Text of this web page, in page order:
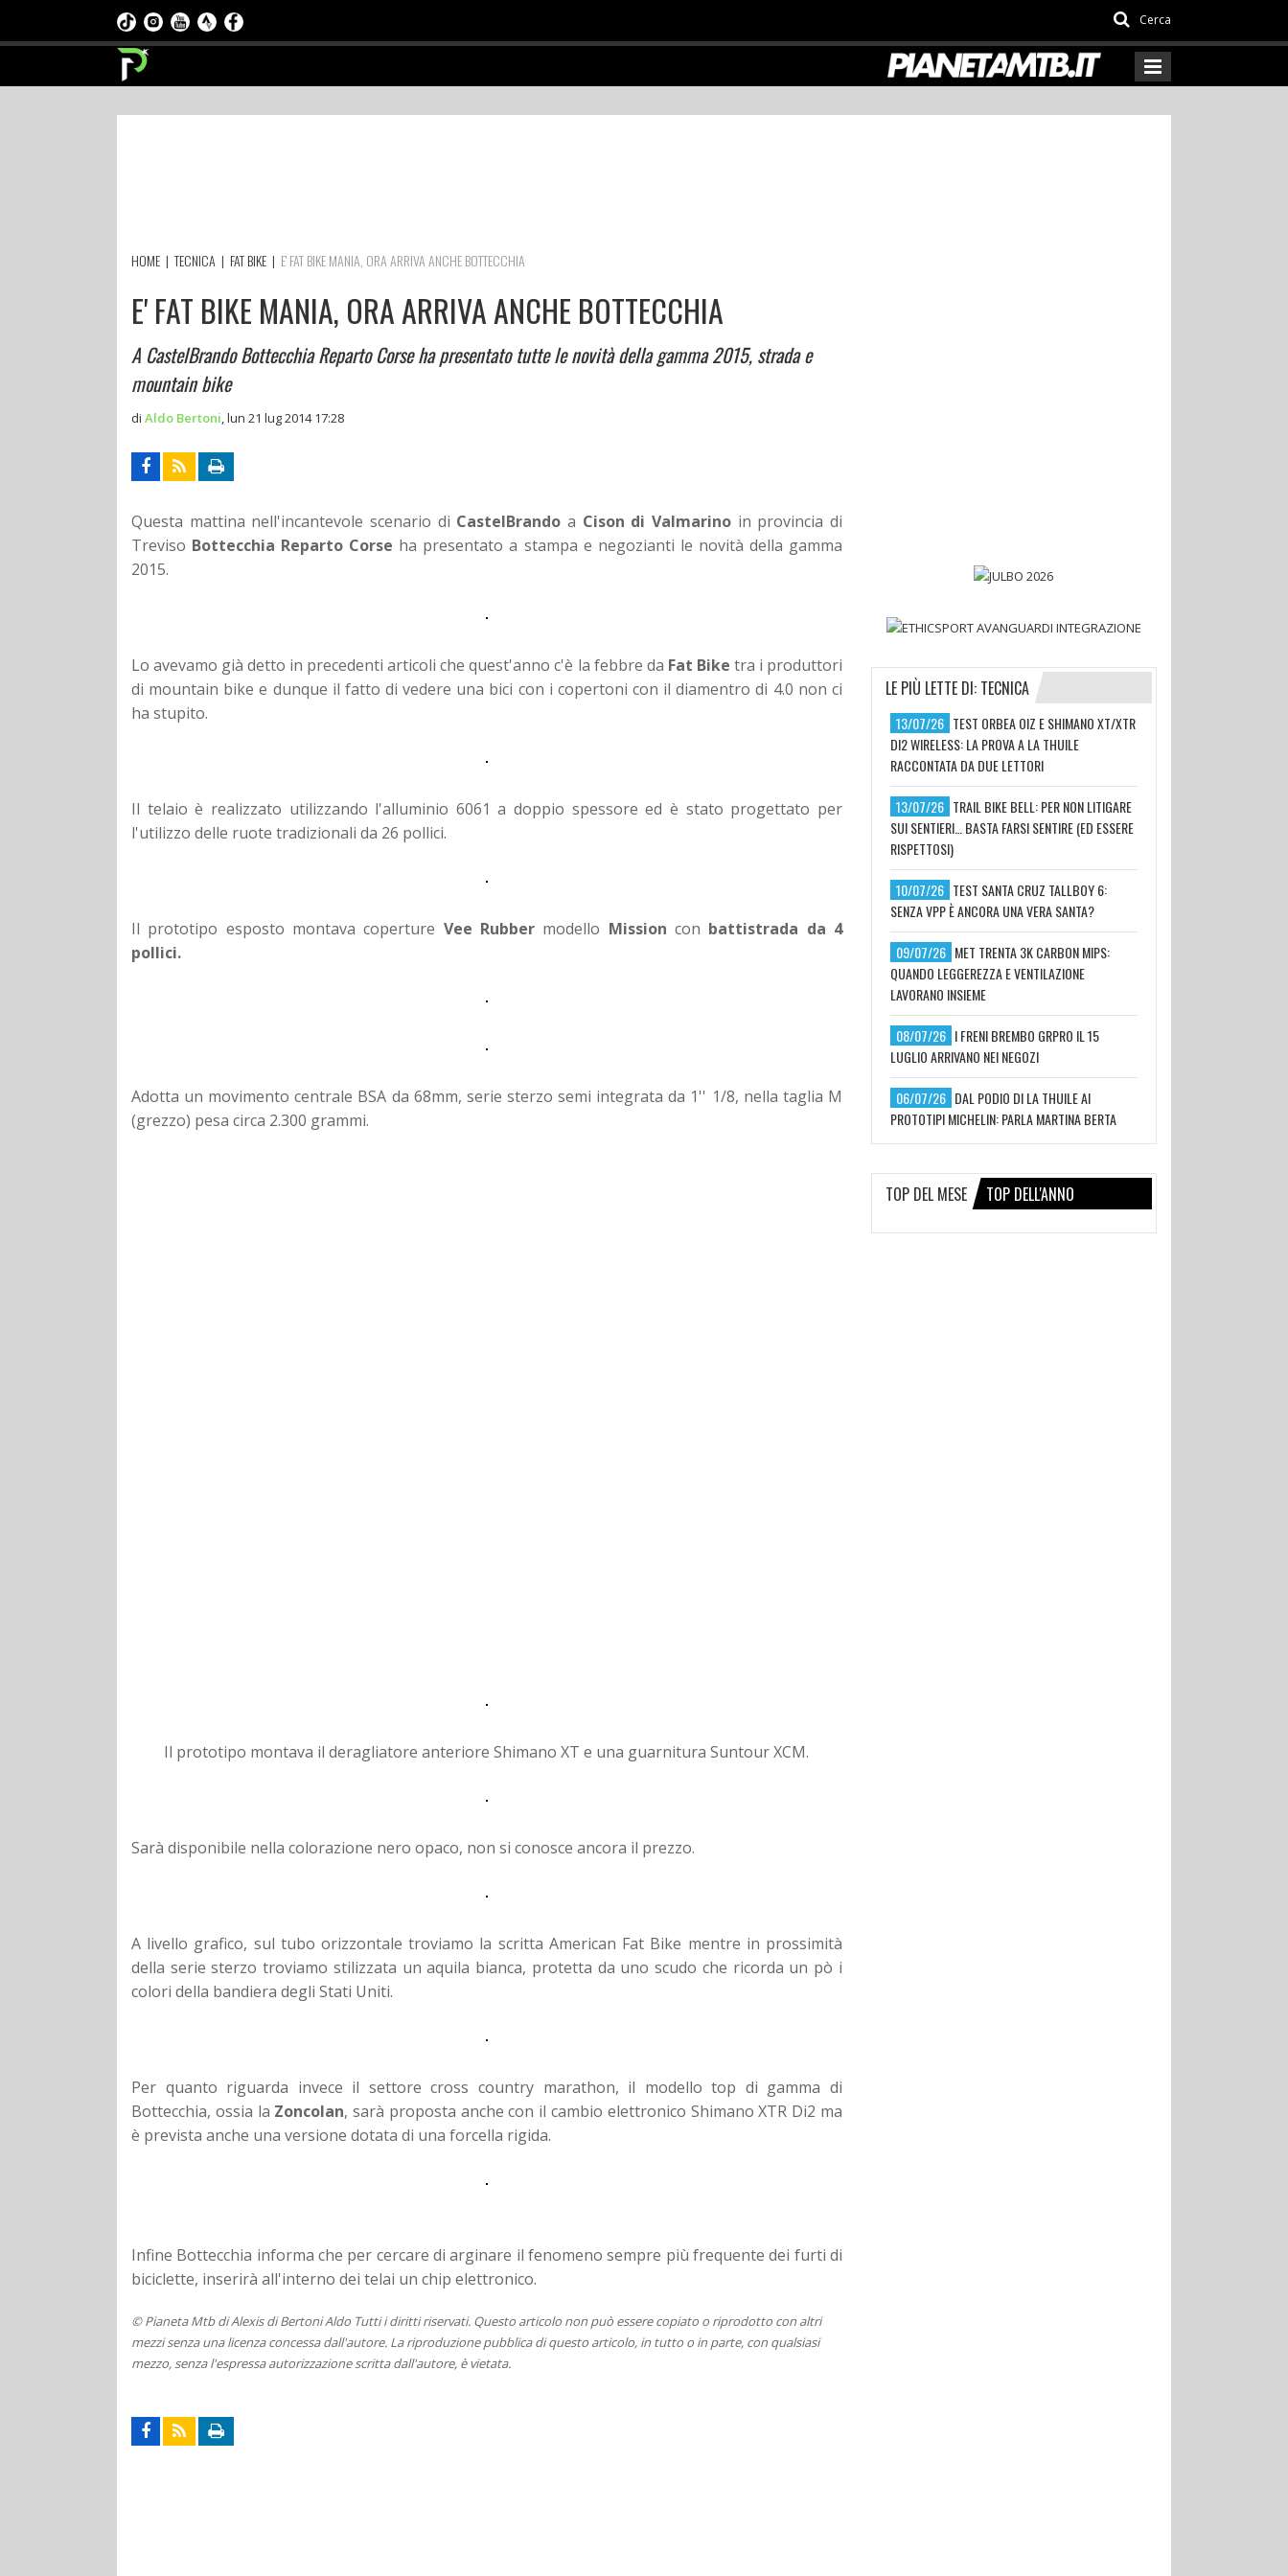
Cerca
HOME |TECNICA | FAT BIKE | E' FAT BIKE MANIA, ORA ARRIVA ANCHE BOTTECCHIA
E' FAT BIKE MANIA, ORA ARRIVA ANCHE BOTTECCHIA
A CastelBrando Bottecchia Reparto Corse ha presentato tutte le novità della gamma 2015, strada e
mountain bike
di Aldo Bertoni lun 21 lug 2014 17:28
Questa mattina nell'incantevole scenario di CastelBrando a Cison di Valmarinoin provincia di
Treviso Bottecchia Reparto Corse ha presentato a stampa e negozianti le novità della gamma
2015.
Lo avevamo già detto in precedenti articoli che quest'anno c'è la febbre da Fat Bike tra i produttori
di mountain bike e dunque il fatto di vedere una bici con i copertoni con il diamentro di 4.0 non ci
ha stupito.
Il telaio è realizzato utilizzando l'alluminio 6061 a doppio spessore ed è stato progettato per
l'utilizzo delle ruote tradizionali da 26 pollici.
Il prototipo esposto montava coperture Vee Rubbermodello Mission con battistrada da 4
pollici.
Adotta un movimento centrale BSA da 68mm, serie sterzo semi integrata da 1'' 1/8, nella taglia M
(grezzo) pesa circa 2.300 grammi.
Il prototipo montava il deragliatore anteriore Shimano XT e una guarnitura Suntour XCM.
Sarà disponibile nella colorazione nero opaco, non si conosce ancora il prezzo.
A livello grafico, sul tubo orizzontale troviamo la scritta American Fat Bike mentre in prossimità
della serie sterzo troviamo stilizzata un aquila bianca, protetta da uno scudo che ricorda un pò i
colori della bandiera degli Stati Uniti.
Per quanto riguarda invece il settore cross country marathon, il modello top di gamma di
Bottecchia, ossia la Zoncolan, sarà proposta anche con il cambio elettronico Shimano XTR Di2 ma
è prevista anche una versione dotata di una forcella rigida.
Infine Bottecchia informa che per cercare di arginare il fenomeno sempre più frequente dei furti di
biciclette, inserirà all'interno dei telai un chip elettronico.
© Pianeta Mtb di Alexis di Bertoni Aldo Tutti i diritti riservati. Questo articolo non può essere copiato o riprodotto con altri
mezzi senza una licenza concessa dall'autore. La riproduzione pubblica di questo articolo, in tutto o in parte, con qualsiasi
mezzo, senza l'espressa autorizzazione scritta dall'autore, è vietata.
LE PIÙ LETTE DI: TECNICA
13/07/26 TEST ORBEA OIZ E SHIMANO XT/XTR
DI2 WIRELESS: LA PROVA A LA THUILE
RACCONTATA DA DUE LETTORI
13/07/26 TRAIL BIKE BELL: PER NON LITIGARE
SUI SENTIERI… BASTA FARSI SENTIRE (ED ESSERE
RISPETTOSI)
10/07/26 TEST SANTA CRUZ TALLBOY 6:
SENZA VPP È ANCORA UNA VERA SANTA?
09/07/26 MET TRENTA 3K CARBON MIPS:
QUANDO LEGGEREZZA E VENTILAZIONE
LAVORANO INSIEME
08/07/26 I FRENI BREMBO GRPRO IL 15
LUGLIO ARRIVANO NEI NEGOZI
06/07/26 DAL PODIO DI LA THUILE AI
PROTOTIPI MICHELIN: PARLA MARTINA BERTA
TOP DEL MESE TOP DELL'ANNO